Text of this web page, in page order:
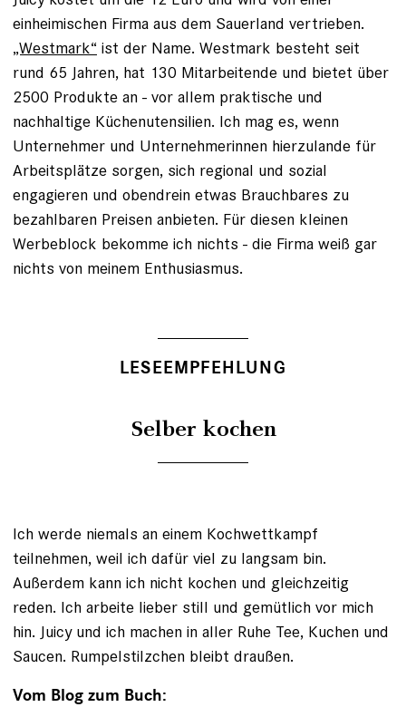
einheimischen Firma aus dem Sauerland vertrieben.
„Westmark“ ist der Name. Westmark besteht seit
rund 65 Jahren, hat 130 Mitarbeitende und bietet über
2500 Produkte an - vor allem praktische und
nachhaltige Küchenutensilien. Ich mag es, wenn
Unternehmer und Unternehmerinnen hierzulande für
Arbeitsplätze sorgen, sich regional und sozial
engagieren und obendrein etwas Brauchbares zu
bezahlbaren Preisen anbieten. Für diesen kleinen
Werbeblock bekomme ich nichts - die Firma weiß gar
nichts von meinem Enthusiasmus.
LESEEMPFEHLUNG
Selber kochen
Ich werde niemals an einem Kochwettkampf
teilnehmen, weil ich dafür viel zu langsam bin.
Außerdem kann ich nicht kochen und gleichzeitig
reden. Ich arbeite lieber still und gemütlich vor mich
hin. Juicy und ich machen in aller Ruhe Tee, Kuchen und
Saucen. Rumpelstilzchen bleibt draußen.
Vom Blog zum Buch: